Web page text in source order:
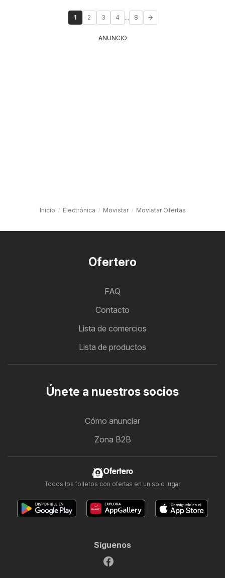
1 2 3 4 ... 8
ANUNCIO
Inicio Electrónica Movistar Movistar Ofertas
Ofertero
FAQ
Contacto
Lista de comercios
Lista de productos
Únete a nuestros socios
Cómo anunciar
Zona B2B
Ofertero
Todos los folletos con ofertas en un solo lugar
Síguenos